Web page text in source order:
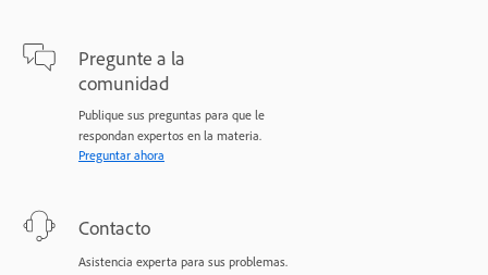
Pregunte a la
comunidad
Publique sus preguntas para que le
respondan expertos en la materia.
Preguntar ahora
Contacto
Asistencia experta para sus problemas.